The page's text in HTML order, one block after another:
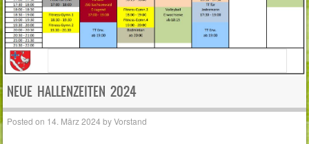
NEUE HALLENZEITEN 2024
Posted on 14. März 2024 byVorstand